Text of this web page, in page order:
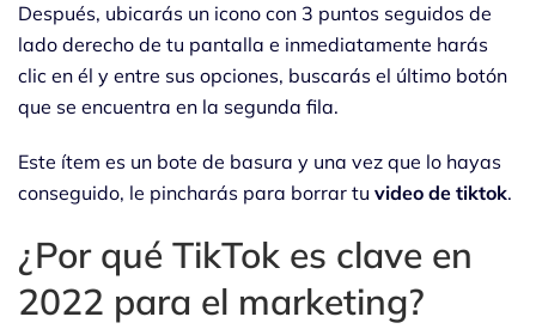
Después, ubicarás un icono con 3 puntos seguidos de
lado derecho de tu pantalla e inmediatamente harás
clic en él y entre sus opciones, buscarás el último botón
que se encuentra en la segunda fila.
Este ítem es un bote de basura y una vez que lo hayas
conseguido, le pincharás para borrar tu video de tiktok.
¿Por qué TikTok es clave en
2022 para el marketing?